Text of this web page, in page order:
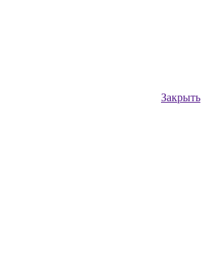
Закрыть